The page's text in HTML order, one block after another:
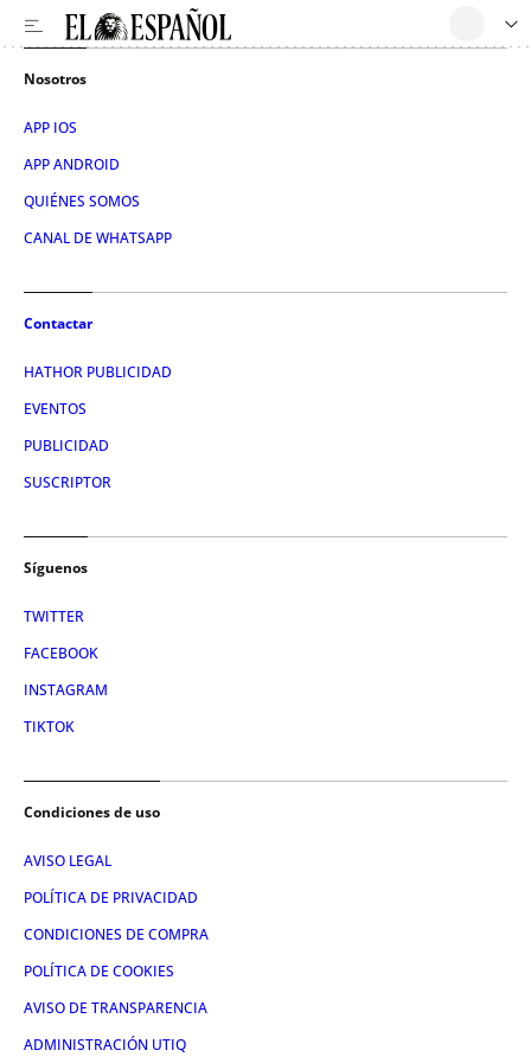
Nosotros
APP IOS
APP ANDROID
QUIÉNES SOMOS
CANAL DE WHATSAPP
Contactar
HATHOR PUBLICIDAD
EVENTOS
PUBLICIDAD
SUSCRIPTOR
Síguenos
TWITTER
FACEBOOK
INSTAGRAM
TIKTOK
Condiciones de uso
AVISO LEGAL
POLÍTICA DE PRIVACIDAD
CONDICIONES DE COMPRA
POLÍTICA DE COOKIES
AVISO DE TRANSPARENCIA
ADMINISTRACIÓN UTIQ